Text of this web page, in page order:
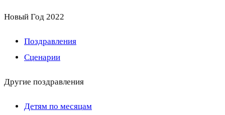
Новый Год 2022
Поздравления
Сценарии
Другие поздравления
Детям по месяцам